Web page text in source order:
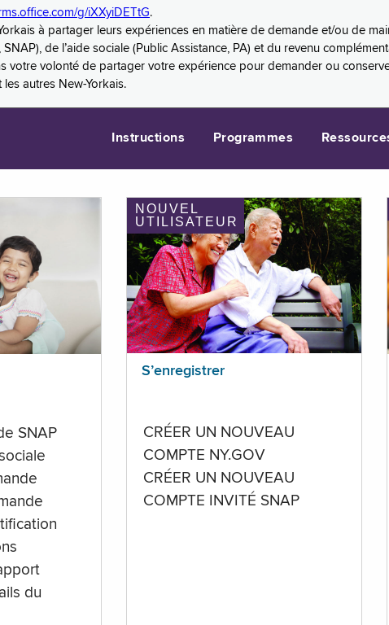
g/iXXyiDETtG.
à partager leurs expériences en matière de demande et/ou de
de l’aide sociale (Public Assistance, PA) et du revenu
votre volonté de partager votre expérience pour demander ou
autres New-Yorkais.
Instructions Programmes
SNAP
du
NOUVEL
UTILISATEUR
S’enregistrer
CRÉER UN NOUVEAU
COMPTE NY.GOV
CRÉER UN NOUVEAU
COMPTE INVITÉ SNAP